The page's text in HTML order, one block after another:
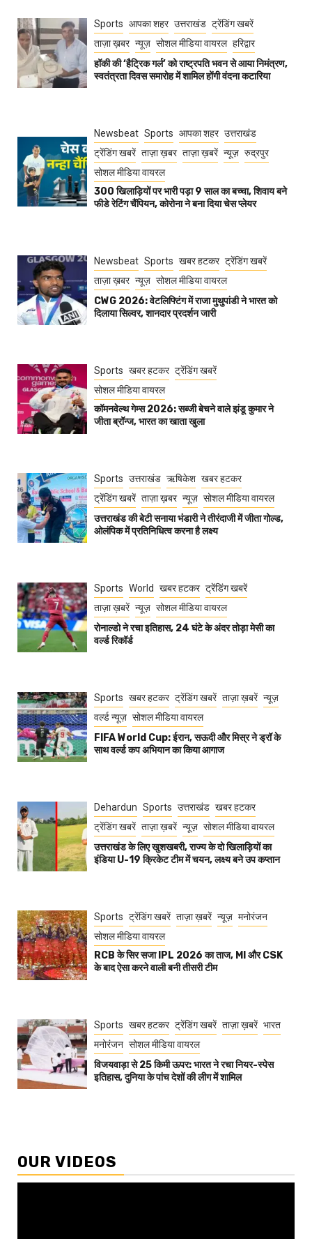
Sports आपका शहर उत्तराखंड ट्रेंडिंग खबरें
ताज़ा ख़बर न्यूज़ सोशल मीडिया वायरल हरिद्वार
हॉकी की ‘हैट्रिक गर्ल’ को राष्ट्रपति भवन से आया निमंत्रण,
स्वतंत्रता दिवस समारोह में शामिल होंगी वंदना कटारिया
Newsbeat Sports आपका शहर उत्तराखंड
ट्रेंडिंग खबरें ताज़ा ख़बर ताज़ा ख़बरें न्यूज़ रुद्रपुर
सोशल मीडिया वायरल
300 खिलाड़ियों पर भारी पड़ा 9 साल का बच्चा, शिवाय बने
फीडे रेटिंग चैंपियन, कोरोना ने बना दिया चेस प्लेयर
Newsbeat Sports खबर हटकर ट्रेंडिंग खबरें
ताज़ा ख़बर न्यूज़ सोशल मीडिया वायरल
CWG 2026: वेटलिफ्टिंग में राजा मुथुपांडी ने भारत को
दिलाया सिल्वर, शानदार प्रदर्शन जारी
Sports खबर हटकर ट्रेंडिंग खबरें
सोशल मीडिया वायरल
कॉमनवेल्थ गेम्स 2026: सब्जी बेचने वाले झंडू कुमार ने
जीता ब्रॉन्ज, भारत का खाता खुला
Sports उत्तराखंड ऋषिकेश खबर हटकर
ट्रेंडिंग खबरें ताज़ा ख़बर न्यूज़ सोशल मीडिया वायरल
उत्तराखंड की बेटी सनाया भंडारी ने तीरंदाजी में जीता गोल्ड,
ओलंपिक में प्रतिनिधित्व करना है लक्ष्य
Sports World खबर हटकर ट्रेंडिंग खबरें
ताज़ा ख़बरें न्यूज़ सोशल मीडिया वायरल
रोनाल्डो ने रचा इतिहास, 24 घंटे के अंदर तोड़ा मेसी का
वर्ल्ड रिकॉर्ड
Sports खबर हटकर ट्रेंडिंग खबरें ताज़ा ख़बरें न्यूज़
वर्ल्ड न्यूज़ सोशल मीडिया वायरल
FIFA World Cup: ईरान, सऊदी और मिस्र ने ड्रॉ के
साथ वर्ल्ड कप अभियान का किया आगाज
Dehardun Sports उत्तराखंड खबर हटकर
ट्रेंडिंग खबरें ताज़ा ख़बरें न्यूज़ सोशल मीडिया वायरल
उत्तराखंड के लिए खुशखबरी, राज्य के दो खिलाड़ियों का
इंडिया U-19 क्रिकेट टीम में चयन, लक्ष्य बने उप कप्तान
Sports ट्रेंडिंग खबरें ताज़ा ख़बरें न्यूज़ मनोरंजन
सोशल मीडिया वायरल
RCB के सिर सजा IPL 2026 का ताज, MI और CSK
के बाद ऐसा करने वाली बनी तीसरी टीम
Sports खबर हटकर ट्रेंडिंग खबरें ताज़ा ख़बरें भारत
मनोरंजन सोशल मीडिया वायरल
विजयवाड़ा से 25 किमी ऊपर: भारत ने रचा नियर-स्पेस
इतिहास, दुनिया के पांच देशों की लीग में शामिल
OUR VIDEOS